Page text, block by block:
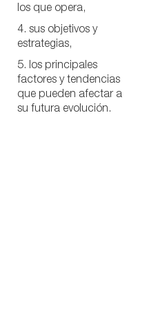
los que opera,
4. sus objetivos y
estrategias,
5. los principales
factores y tendencias
que pueden afectar a
su futura evolución.